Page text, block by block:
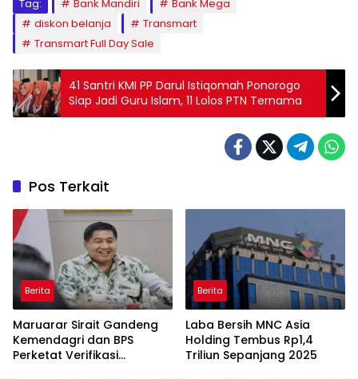
Tag: Bank Mandiri
Bank Mega
diskon belanja
Transmart
Transmart Full Day Sale
41 Santri KMI PP Darul Istiqomah Ponorogo
Siap Jadi Guru Islam, 11 Lolos PTN Ternama
Pos Terkait
Berita
Maruarar Sirait Gandeng
Kemendagri dan BPS
Perketat Verifikasi
Berita
Laba Bersih MNC Asia
Holding Tembus Rp1,4
Triliun Sepanjang 2025